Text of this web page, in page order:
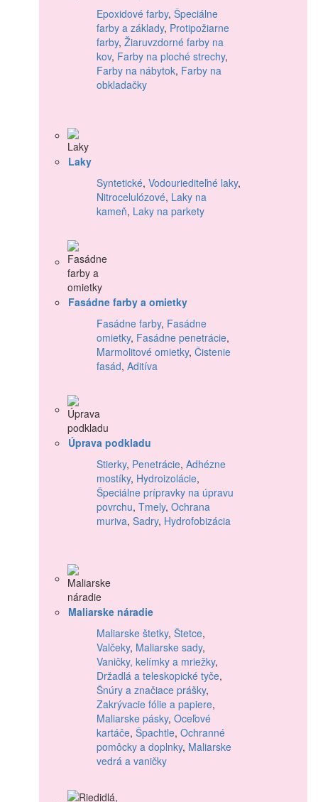
Epoxidové farby, Špeciálne
farby a základy, Protipožiarne
farby, Žiaruvzdorné farby na
kov, Farby na ploché strechy,
Farby na nábytok, Farby na
obkladačky
Laky
Syntetické, Vodouriediteľné laky,
Nitrocelulózové, Laky na
kameň, Laky na parkety
Fasádne farby a omietky
Fasádne farby, Fasádne
omietky, Fasádne penetrácie,
Marmolitové omietky, Čistenie
fasád, Aditíva
Úprava podkladu
Stierky, Penetrácie, Adhézne
mostíky, Hydroizolácie,
Špeciálne prípravky na úpravu
povrchu, Tmely, Ochrana
muriva, Sadry, Hydrofobizácia
Maliarske náradie
Maliarske štetky, Štetce,
Valčeky, Maliarske sady,
Vaničky, kelímky a mriežky,
Držadlá a teleskopické tyče,
Šnúry a značiace prášky,
Zakrývacie fólie a papiere,
Maliarske pásky, Oceľové
kartáče, Špachtle, Ochranné
pomôcky a doplnky, Maliarske
vedrá a vaničky